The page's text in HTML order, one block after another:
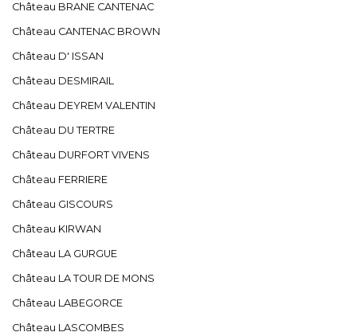
Château BRANE CANTENAC
Château CANTENAC BROWN
Château D' ISSAN
Château DESMIRAIL
Château DEYREM VALENTIN
Château DU TERTRE
Château DURFORT VIVENS
Château FERRIERE
Château GISCOURS
Château KIRWAN
Château LA GURGUE
Château LA TOUR DE MONS
Château LABEGORCE
Château LASCOMBES